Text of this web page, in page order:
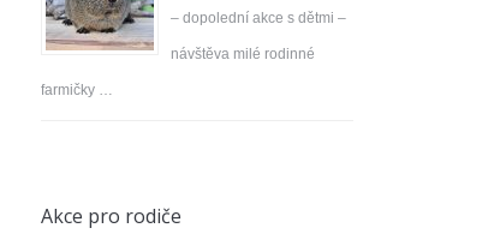
– dopolední akce s dětmi –
návštěva milé rodinné
farmičky …
Akce pro rodiče